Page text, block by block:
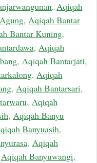
, Aqiqah
, Aqiqah Bantar
Bantar Kuning,
, Aqiqah
, Aqiqah Bantarjati,
, Aqiqah
, Aqiqah Bantarsari,
, Aqiqah
, Aqiqah Banyu
Banyuasih,
, Aqiqah
Aqiqah Banyuwangi,